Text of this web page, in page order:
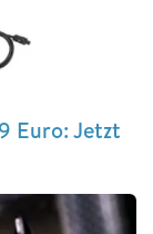
Euro: Jetzt